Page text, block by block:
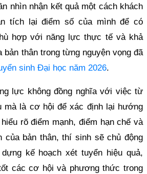
nhìn nhận kết quả một cách khách
tích lại điểm số của mình để có
hợp với năng lực thực tế và khả
bản thân trong từng nguyện vọng đã
sinh Đại học năm 2026.
lực không đồng nghĩa với việc từ
mà là cơ hội để xác định lại hướng
rõ điểm mạnh, điểm hạn chế và
của bản thân, thí sinh sẽ chủ động
kế hoạch xét tuyển hiệu quả,
các cơ hội và phương thức trong